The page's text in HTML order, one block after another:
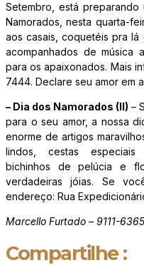
Setembro, está
Namorados, nesta quarta-
aos casais, coquetéis pra lá
acompanhados de música
para os apaixonados. Mais
7444. Declare seu amor em
– Dia dos Namorados (II) –
para o seu amor, a nossa
enorme de artigos
lindos, cestas especiais
bichinhos de pelúcia e
verdadeiras jóias. Se
endereço: Rua
Marcello Furtado – 9111-6365
Compartilhe :